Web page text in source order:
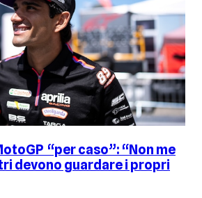
“per caso”: “Non me
devono guardare i propri